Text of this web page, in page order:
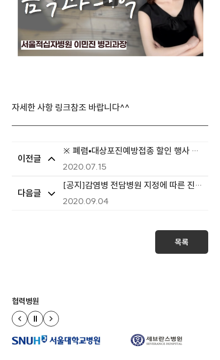
자세한 사항 링크참조 바랍니다^^
이전글
※ 폐렴•대상포진예방접종 할인 행사 안
내
2020.07.15
다음글
[공지]감염병 전담병원 지정에 따른 진
료가능 범위 안내
2020.09.04
목록
협력병원
이전 슬라이드
정지
다음 슬라이드